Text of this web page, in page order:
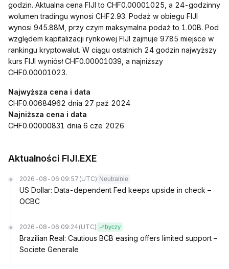
godzin. Aktualna cena FIJI to CHF0.00001025, a 24-godzinny
wolumen tradingu wynosi CHF2.93. Podaż w obiegu FIJI
wynosi 945.88M, przy czym maksymalna podaż to 1.00B. Pod
względem kapitalizacji rynkowej FIJI zajmuje 9785 miejsce w
rankingu kryptowalut. W ciągu ostatnich 24 godzin najwyższy
kurs FIJI wyniósł CHF0.00001039, a najniższy
CHF0.00001023.
Najwyższa cena i data
CHF0.00684962 dnia 27 paź 2024
Najniższa cena i data
CHF0.00000831 dnia 6 cze 2026
Aktualności FIJI.EXE
2026-08-06 09:57 (UTC) Neutralnie
US Dollar: Data-dependent Fed keeps upside in check –
OCBC
2026-08-06 09:24 (UTC) byczy
Brazilian Real: Cautious BCB easing offers limited support –
Societe Generale